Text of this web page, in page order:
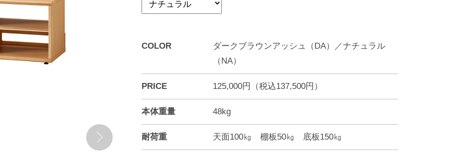
COLOR
ダークブラウンアッシュ（DA）／ナチュラル
（NA）
PRICE 125,000円（税込137,500円）
本体重量 48kg
耐荷重 天面100㎏ 棚板50㎏ 底板150㎏